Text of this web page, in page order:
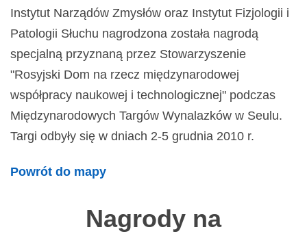
Instytut Narządów Zmysłów oraz Instytut Fizjologii i
Patologii Słuchu nagrodzona została nagrodą
specjalną przyznaną przez Stowarzyszenie
"Rosyjski Dom na rzecz międzynarodowej
współpracy naukowej i technologicznej" podczas
Międzynarodowych Targów Wynalazków w Seulu.
Targi odbyły się w dniach 2-5 grudnia 2010 r.
Powrót do mapy
Nagrody na